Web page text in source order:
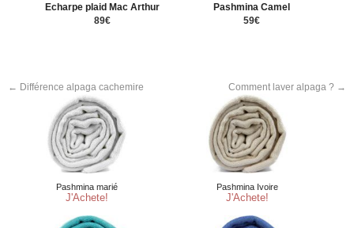
Echarpe plaid Mac Arthur
89€
Pashmina Camel
59€
← Différence alpaga cachemire Comment laver alpaga ? →